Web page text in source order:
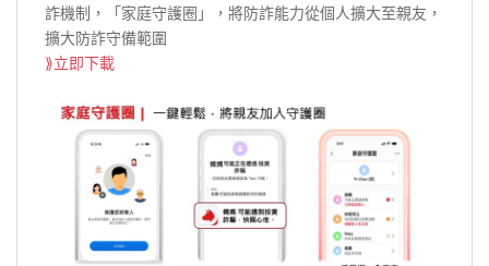
詐機制，「家庭守護圈」，將防詐能力從個人擴大至親友，
擴大防詐守備範圍
⟫立即下載